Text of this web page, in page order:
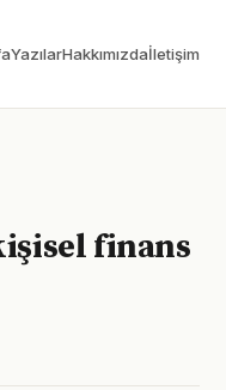
YazılarHakkımızdaİletişim
finans